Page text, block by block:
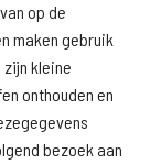
op de
maken gebruik
kleine
onthouden en
bezoek aan